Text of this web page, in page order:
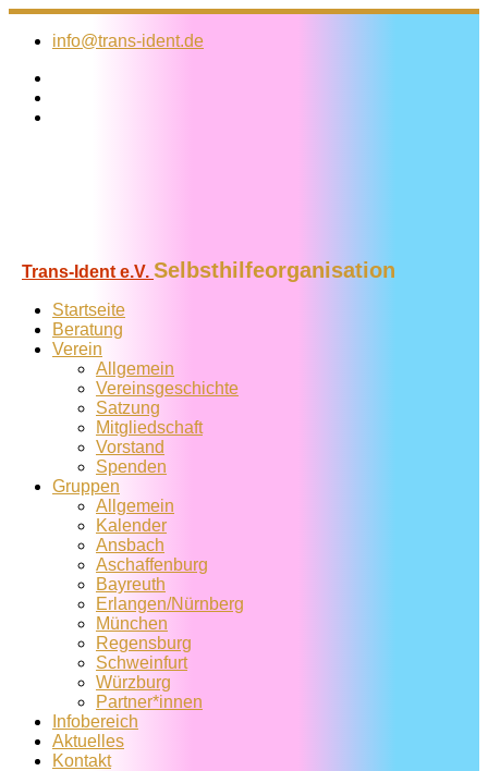
Zum
Inhalt
info@trans-ident.de
Trans-Ident e.V. Selbsthilfeorganisation
Startseite
Beratung
Verein
Allgemein
Vereins­geschichte
Satzung
Mitglied­schaft
Vorstand
Spenden
Gruppen
Allgemein
Kalender
Ansbach
Aschaffenburg
Bayreuth
Erlangen/Nürnberg
München
Regensburg
Schweinfurt
Würzburg
Partner*innen
Infobereich
Aktuelles
Kontakt